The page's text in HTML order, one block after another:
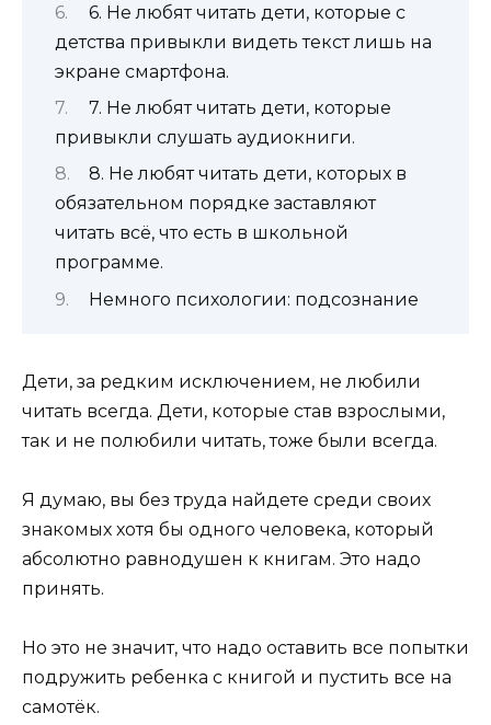
6. Не любят читать дети, которые с
детства привыкли видеть текст лишь на
экране смартфона.
7. Не любят читать дети, которые
привыкли слушать аудиокниги.
8. Не любят читать дети, которых в
обязательном порядке заставляют
читать всё, что есть в школьной
программе.
Немного психологии: подсознание
Дети, за редким исключением, не любили
читать всегда. Дети, которые став взрослыми,
так и не полюбили читать, тоже были всегда.
Я думаю, вы без труда найдете среди своих
знакомых хотя бы одного человека, который
абсолютно равнодушен к книгам. Это надо
принять.
Но это не значит, что надо оставить все попытки
подружить ребенка с книгой и пустить все на
самотёк.